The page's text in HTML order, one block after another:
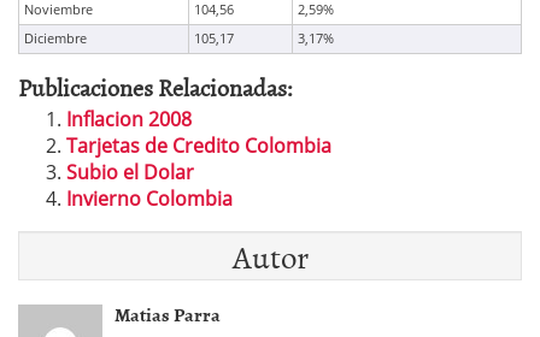
Noviembre
104,56
2,59%
Diciembre
105,17 3,17%
Publicaciones Relacionadas:
Inflacion 2008
Tarjetas de Credito Colombia
Subio el Dolar
Invierno Colombia
Autor
Matias Parra